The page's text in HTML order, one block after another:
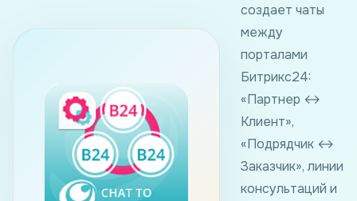
создает чаты
между
порталами
Битрикс24:
«Партнер ↔
Клиент»,
«Подрядчик ↔
Заказчик», линии
консультаций и